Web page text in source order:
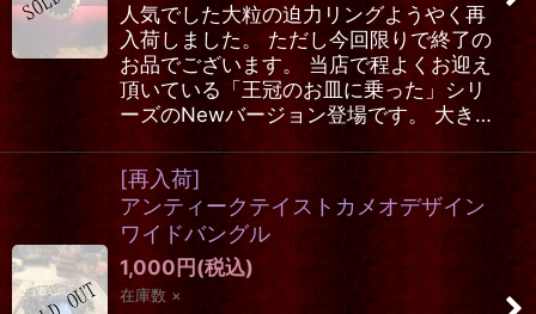
人気でした大粒の迫力リングようやく再
入荷しました。 ただし今回限りで終了の
お品でございます。 当店で程よくお迎え
頂いている「王冠のお皿に乗った」シリ
ーズのNewバージョン登場です。 大き…
[再入荷]
アンティークテイストカメオデザイン
ワイドバングル
1,000円(税込)
在庫数 ×